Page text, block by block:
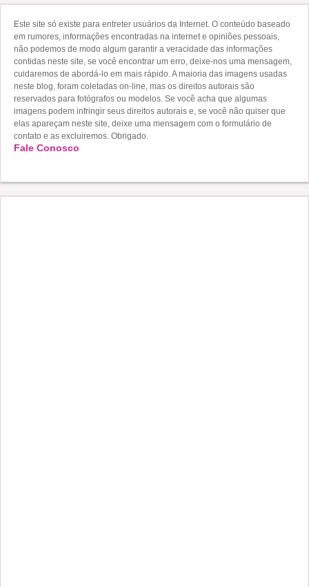
Este site só existe para entreter usuários da Internet. O conteúdo baseado
em rumores, informações encontradas na internet e opiniões pessoais,
não podemos de modo algum garantir a veracidade das informações
contidas neste site, se você encontrar um erro, deixe-nos uma mensagem,
cuidaremos de abordá-lo em mais rápido. A maioria das imagens usadas
neste blog, foram coletadas on-line, mas os direitos autorais são
reservados para fotógrafos ou modelos. Se você acha que algumas
imagens podem infringir seus direitos autorais e, se você não quiser que
elas apareçam neste site, deixe uma mensagem com o formulário de
contato e as excluiremos. Obrigado.
Fale Conosco